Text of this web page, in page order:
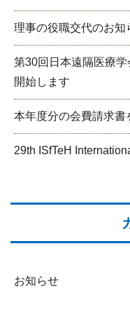
理事の役職交代のお知
第30回日本遠隔医療
開始します
本年度分の会費請求書
29th ISfTeH
お知らせ